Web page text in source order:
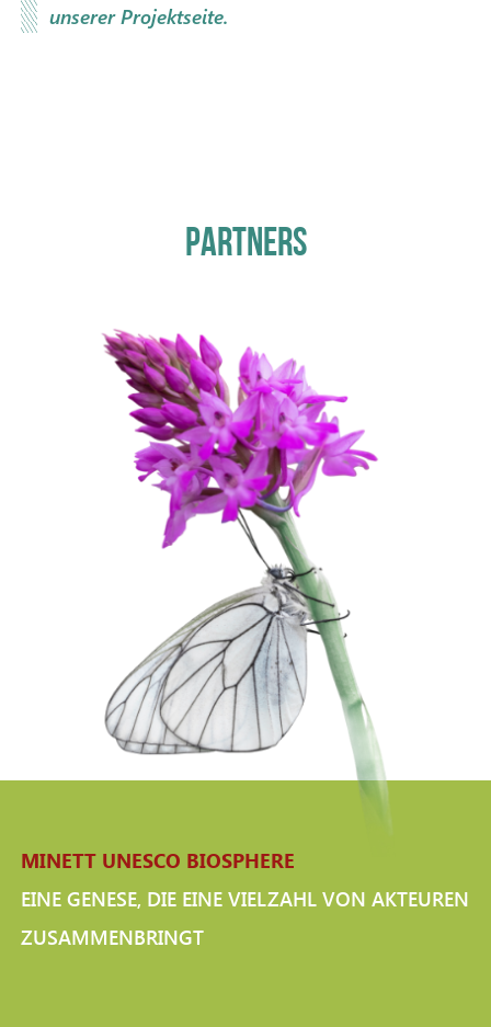
unserer Projektseite.
PARTNERS
MINETT UNESCO BIOSPHERE
EINE GENESE, DIE EINE VIELZAHL VON AKTEUREN
ZUSAMMENBRINGT